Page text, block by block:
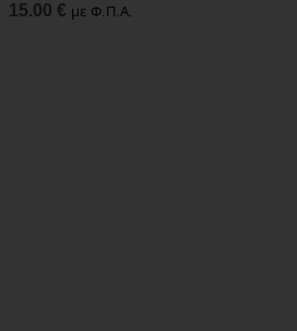
15.00 € με Φ.Π.Α.